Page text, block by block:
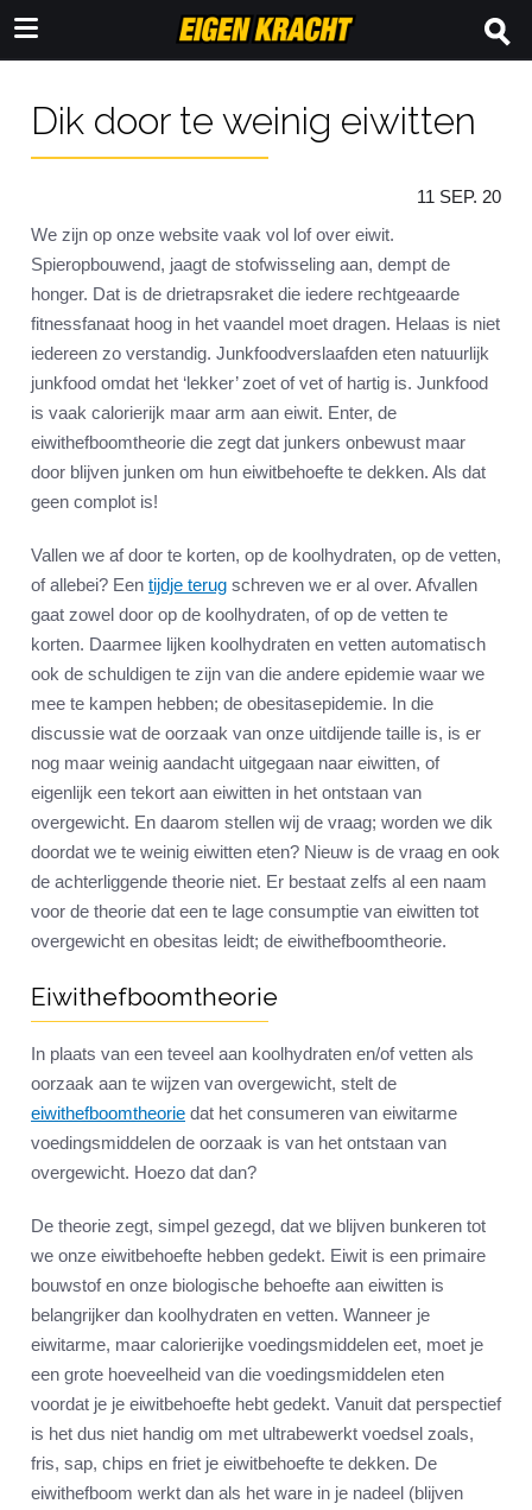
Dik door te weinig eiwitten
11 SEP. 20
We zijn op onze website vaak vol lof over eiwit.
Spieropbouwend, jaagt de stofwisseling aan, dempt de
honger. Dat is de drietrapsraket die iedere rechtgeaarde
fitnessfanaat hoog in het vaandel moet dragen. Helaas is niet
iedereen zo verstandig. Junkfoodverslaafden eten natuurlijk
junkfood omdat het ‘lekker’ zoet of vet of hartig is. Junkfood
is vaak calorierijk maar arm aan eiwit. Enter, de
eiwithefboomtheorie die zegt dat junkers onbewust maar
door blijven junken om hun eiwitbehoefte te dekken. Als dat
geen complot is!
Vallen we af door te korten, op de koolhydraten, op de vetten,
of allebei? Een tijdje terug schreven we er al over. Afvallen
gaat zowel door op de koolhydraten, of op de vetten te
korten. Daarmee lijken koolhydraten en vetten automatisch
ook de schuldigen te zijn van die andere epidemie waar we
mee te kampen hebben; de obesitasepidemie. In die
discussie wat de oorzaak van onze uitdijende taille is, is er
nog maar weinig aandacht uitgegaan naar eiwitten, of
eigenlijk een tekort aan eiwitten in het ontstaan van
overgewicht. En daarom stellen wij de vraag; worden we dik
doordat we te weinig eiwitten eten? Nieuw is de vraag en ook
de achterliggende theorie niet. Er bestaat zelfs al een naam
voor de theorie dat een te lage consumptie van eiwitten tot
overgewicht en obesitas leidt; de eiwithefboomtheorie.
Eiwithefboomtheorie
In plaats van een teveel aan koolhydraten en/of vetten als
oorzaak aan te wijzen van overgewicht, stelt de
eiwithefboomtheorie dat het consumeren van eiwitarme
voedingsmiddelen de oorzaak is van het ontstaan van
overgewicht. Hoezo dat dan?
De theorie zegt, simpel gezegd, dat we blijven bunkeren tot
we onze eiwitbehoefte hebben gedekt. Eiwit is een primaire
bouwstof en onze biologische behoefte aan eiwitten is
belangrijker dan koolhydraten en vetten. Wanneer je
eiwitarme, maar calorierijke voedingsmiddelen eet, moet je
een grote hoeveelheid van die voedingsmiddelen eten
voordat je je eiwitbehoefte hebt gedekt. Vanuit dat perspectief
is het dus niet handig om met ultrabewerkt voedsel zoals,
fris, sap, chips en friet je eiwitbehoefte te dekken. De
eiwithefboom werkt dan als het ware in je nadeel (blijven